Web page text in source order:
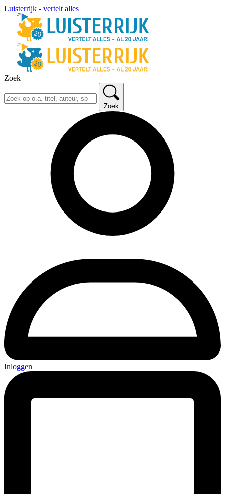
Luisterrijk - vertelt alles
Zoek
Zoek
Inloggen